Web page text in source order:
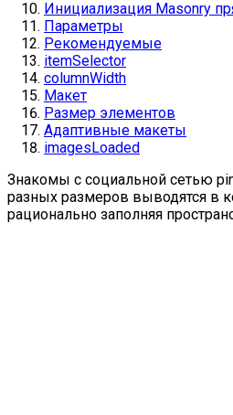
Инициализация Masonry
Параметры
Рекомендуемые
itemSelector
columnWidth
Макет
Размер элементов
Адаптивные макеты
imagesLoaded
Знакомы с социальной сетью
разных размеров выводятся в
рационально заполняя